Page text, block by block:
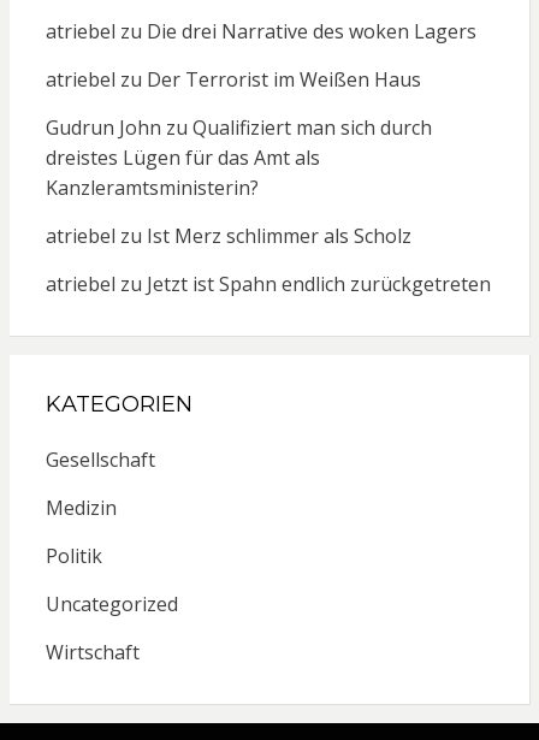
atriebel zu Die drei Narrative des woken Lagers
atriebel zu Der Terrorist im Weißen Haus
Gudrun John zu Qualifiziert man sich durch
dreistes Lügen für das Amt als
Kanzleramtsministerin?
atriebel zu Ist Merz schlimmer als Scholz
atriebel zu Jetzt ist Spahn endlich zurückgetreten
KATEGORIEN
Gesellschaft
Medizin
Politik
Uncategorized
Wirtschaft